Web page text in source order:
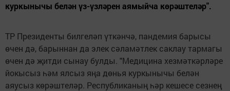
куркынычы белән үз-үзләрен аямыйча көрәштеләр".
ТР Президенты билгеләп үткәнчә, пандемия барысы
өчен дә, барыннан да элек сәламәтлек саклау тармагы
өчен дә җитди сынау булды. "Медицина хезмәткәрләре
йокысыз һәм ялсыз яңа дөнья куркынычы белән
аяусыз көрәштеләр. Республиканың һәр кешесе сезнең